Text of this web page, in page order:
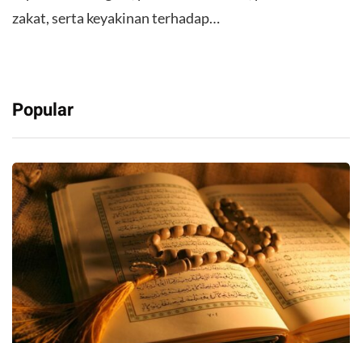
zakat, serta keyakinan terhadap…
Popular